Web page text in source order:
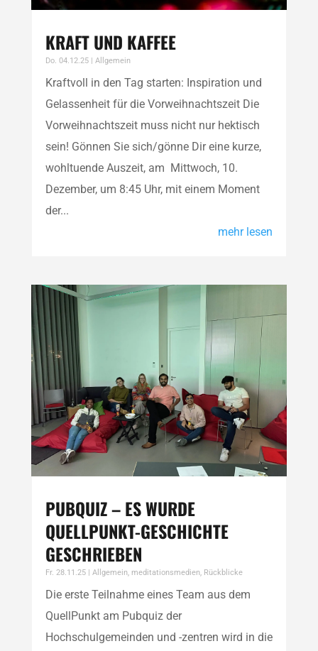
KRAFT UND KAFFEE
Do. 04.12.25| Allgemein
Kraftvoll in den Tag starten: Inspiration und
Gelassenheit für die Vorweihnachtszeit Die
Vorweihnachtszeit muss nicht nur hektisch
sein! Gönnen Sie sich/gönne Dir eine kurze,
wohltuende Auszeit, am Mittwoch, 10.
Dezember, um 8:45 Uhr, mit einem Moment
der...
mehr lesen
PUBQUIZ – ES WURDE
QUELLPUNKT-GESCHICHTE
GESCHRIEBEN
Fr. 28.11.25| Allgemein, meditationsmedien, Rückblicke
Die erste Teilnahme eines Team aus dem
QuellPunkt am Pubquiz der
Hochschulgemeinden und -zentren wird in die